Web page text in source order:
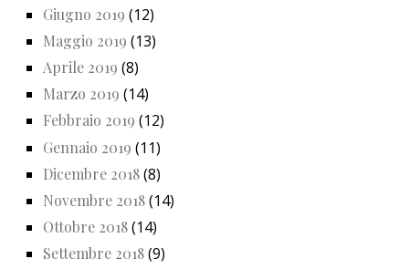
Giugno 2019 (12)
Maggio 2019 (13)
Aprile 2019 (8)
Marzo 2019 (14)
Febbraio 2019 (12)
Gennaio 2019 (11)
Dicembre 2018(8)
Novembre 2018(14)
Ottobre 2018(14)
Settembre 2018(9)